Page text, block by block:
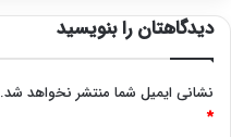
دیدگاهتان را بنویسید
نشانی ایمیل شما منتشر نخواهد شد.
*